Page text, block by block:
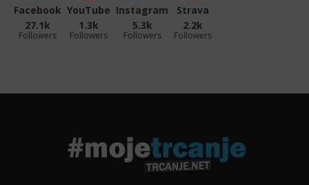
Facebook
27.1k
Followers
YouTube
1.3k
Followers
Instagram
5.3k
Followers
Strava
2.2k
Followers